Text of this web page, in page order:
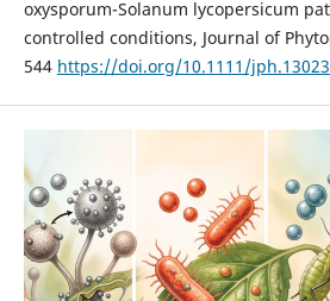
oxysporum-Solanum lycopersicum
controlled conditions, Journal of
544 https://doi.org/10.1111/jph.13023